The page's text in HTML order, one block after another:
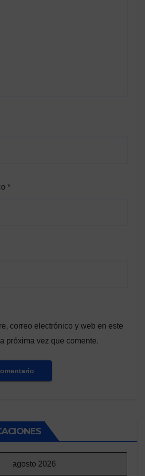
*
correo electrónico y web en este
próxima vez que comente.
agosto 2026